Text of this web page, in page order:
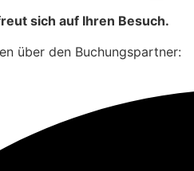
sich auf Ihren Besuch.
über den Buchungspartner: